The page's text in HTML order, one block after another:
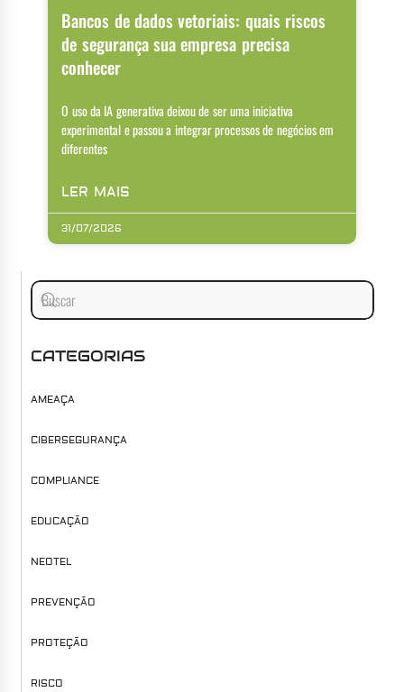
Bancos de dados vetoriais: quais riscos
de segurança sua empresa precisa
conhecer
O uso da IA generativa deixou de ser uma iniciativa
experimental e passou a integrar processos de negócios em
diferentes
LER MAIS
31/07/2026
CATEGORIAS
AMEAÇA
CIBERSEGURANÇA
COMPLIANCE
EDUCAÇÃO
NEOTEL
PREVENÇÃO
PROTEÇÃO
RISCO